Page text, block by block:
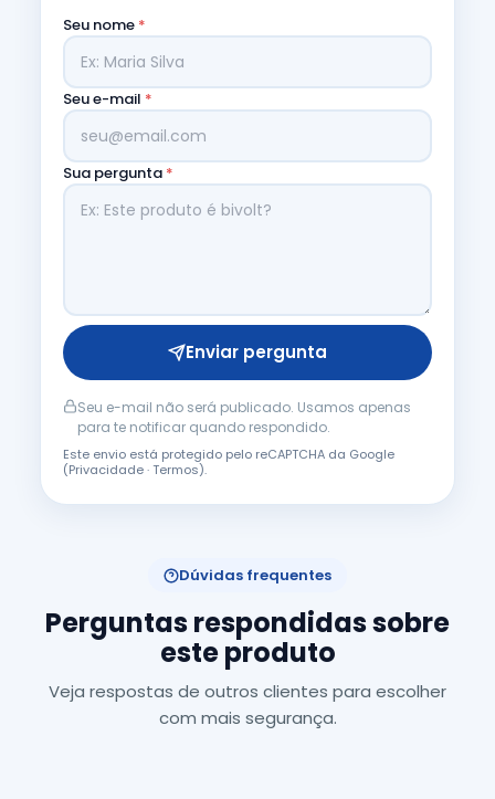
Seu nome *
Seu e-mail *
Sua pergunta *
Enviar pergunta
Seu e-mail não será publicado. Usamos apenas
para te notificar quando respondido.
Este envio está protegido pelo reCAPTCHA da Google
(Privacidade·Termos).
Dúvidas frequentes
Perguntas respondidas sobre
este produto
Veja respostas de outros clientes para escolher
com mais segurança.